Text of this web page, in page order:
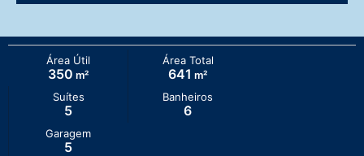
Área Útil
350 m²
Área Total
641 m²
Suítes
5
Banheiros
6
Garagem
5